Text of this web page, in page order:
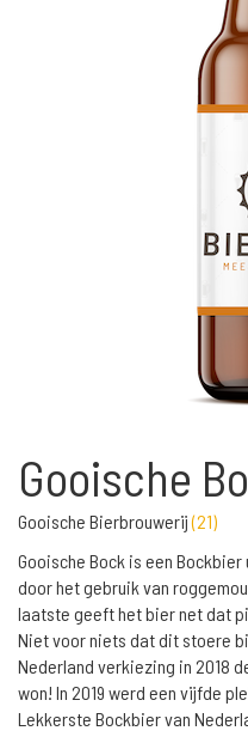
Gooische
Gooische Bierbrouwerij(21)
Gooische Bock is een
door het gebruik van
laatste geeft het bier net dat
Niet voor niets dat dit stoere
Nederland verkiezing in 2018
won! In 2019 werd een vijfde
Lekkerste Bockbier van